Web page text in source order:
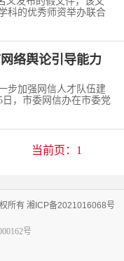
科的优秀师资举办联合
络舆论引导能力
步加强网信人才队伍建
，市委网信办在市委党
当前页：1
所有 湘ICP备2021016068号
号